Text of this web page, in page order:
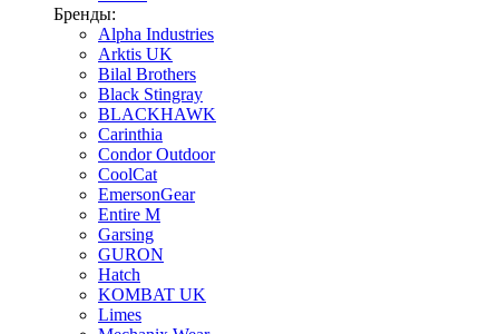
Бренды:
Alpha Industries
Arktis UK
Bilal Brothers
Black Stingray
BLACKHAWK
Carinthia
Condor Outdoor
CoolCat
EmersonGear
Entire M
Garsing
GURON
Hatch
KOMBAT UK
Limes